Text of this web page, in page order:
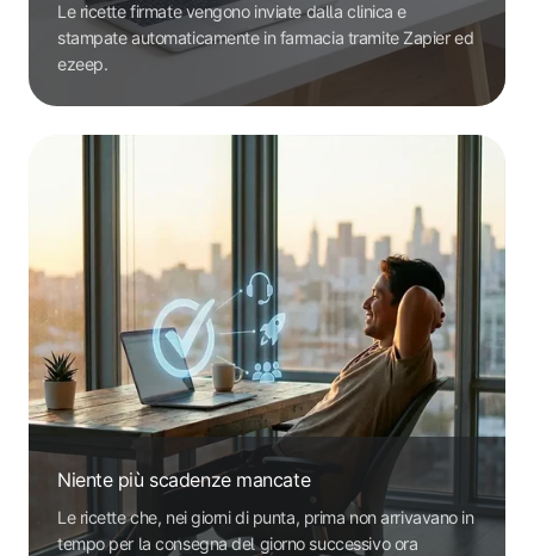
Le ricette firmate vengono inviate dalla clinica e
stampate automaticamente in farmacia tramite Zapier ed
ezeep.
Niente più scadenze mancate
Le ricette che, nei giorni di punta, prima non arrivavano in
tempo per la consegna del giorno successivo ora